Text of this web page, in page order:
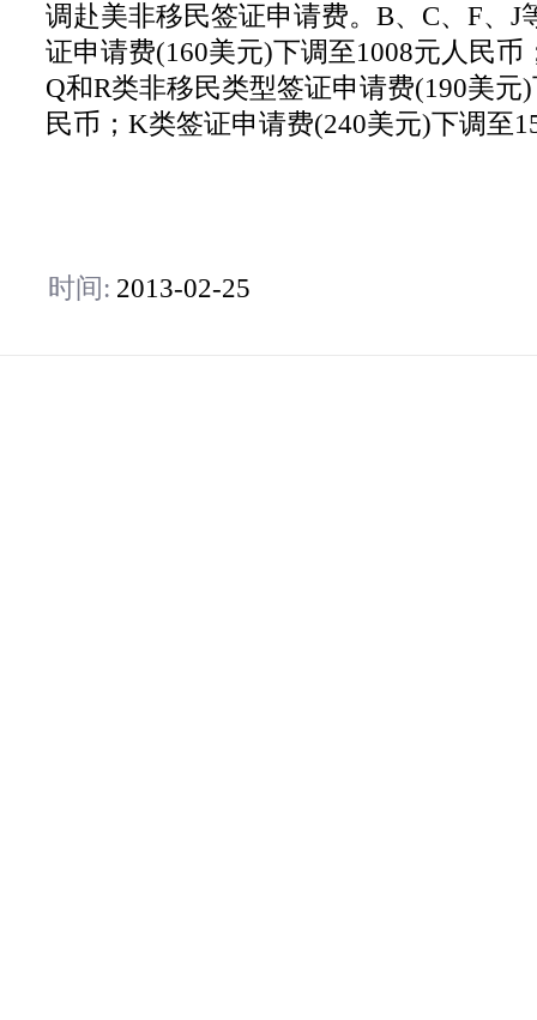
调赴美非移民签证申请费。B、C、F、J
证申请费(160美元)下调至1008元人民币
Q和R类非移民类型签证申请费(190美元
民币； K类签证申请费(240美元)下调至
时间: 2013-02-25